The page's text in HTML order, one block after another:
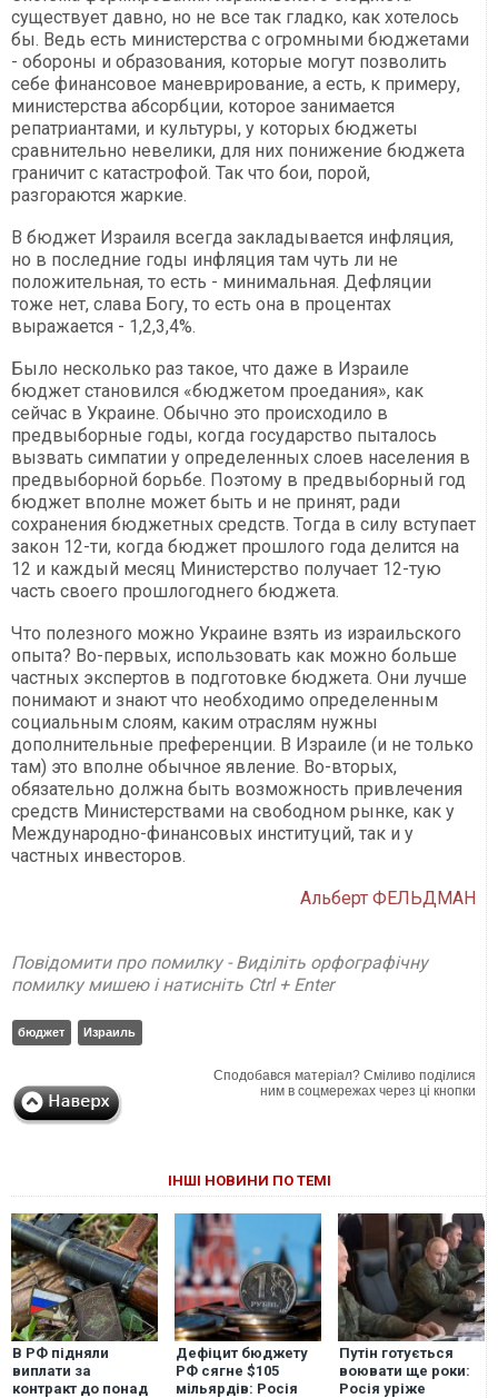
существует давно, но не все так гладко, как хотелось
бы. Ведь есть министерства с огромными бюджетами
- обороны и образования, которые могут позволить
себе финансовое маневрирование, а есть, к примеру,
министерства абсорбции, которое занимается
репатриантами, и культуры, у которых бюджеты
сравнительно невелики, для них понижение бюджета
граничит с катастрофой. Так что бои, порой,
разгораются жаркие.
В бюджет Израиля всегда закладывается инфляция,
но в последние годы инфляция там чуть ли не
положительная, то есть - минимальная. Дефляции
тоже нет, слава Богу, то есть она в процентах
выражается - 1,2,3,4%.
Было несколько раз такое, что даже в Израиле
бюджет становился «бюджетом проедания», как
сейчас в Украине. Обычно это происходило в
предвыборные годы, когда государство пыталось
вызвать симпатии у определенных слоев населения в
предвыборной борьбе. Поэтому в предвыборный год
бюджет вполне может быть и не принят, ради
сохранения бюджетных средств. Тогда в силу вступает
закон 12-ти, когда бюджет прошлого года делится на
12 и каждый месяц Министерство получает 12-тую
часть своего прошлогоднего бюджета.
Что полезного можно Украине взять из израильского
опыта? Во-первых, использовать как можно больше
частных экспертов в подготовке бюджета. Они лучше
понимают и знают что необходимо определенным
социальным слоям, каким отраслям нужны
дополнительные преференции. В Израиле (и не только
там) это вполне обычное явление. Во-вторых,
обязательно должна быть возможность привлечения
средств Министерствами на свободном рынке, как у
Международно-финансовых институций, так и у
частных инвесторов.
Альберт ФЕЛЬДМАН
Повідомити про помилку - Виділіть орфографічну
помилку мишею і натисніть Ctrl + Enter
бюджет Израиль
Сподобався матеріал? Сміливо поділися
ним в соцмережах через ці кнопки
ІНШІ НОВИНИ ПО ТЕМІ
В РФ підняли
виплати за
контракт до понад
Дефіцит бюджету
РФ сягне $105
мільярдів: Росія
Путін готується
воювати ще роки:
Росія уріже